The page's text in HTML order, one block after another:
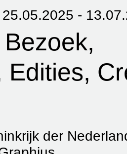
Bezoek
Edities